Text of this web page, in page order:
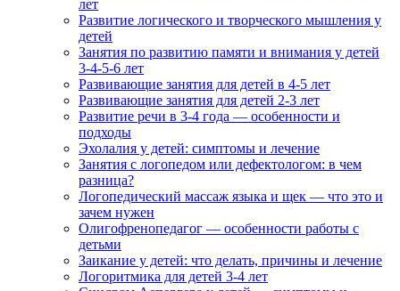
лет
Развитие логического и творческого мышления у
детей
Занятия по развитию памяти и внимания у детей
3-4-5-6 лет
Развивающие занятия для детей в 4-5 лет
Развивающие занятия для детей 2-3 лет
Развитие речи в 3-4 года — особенности и
подходы
Эхолалия у детей: симптомы и лечение
Занятия с логопедом или дефектологом: в чем
разница?
Логопедический массаж языка и щек — что это и
зачем нужен
Олигофренопедагог — особенности работы с
детьми
Заикание у детей: что делать, причины и лечение
Логоритмика для детей 3-4 лет